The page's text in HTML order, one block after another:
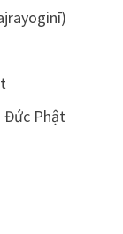
Đức Phật